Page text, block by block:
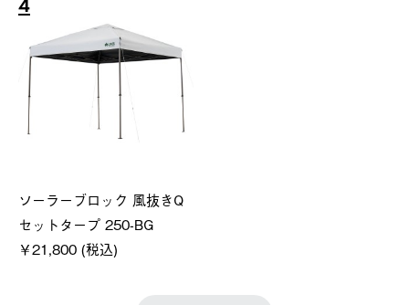
4
ソーラーブロック 風抜きQ
セットタープ 250-BG
￥21,800 (税込)